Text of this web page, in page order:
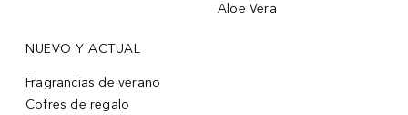
Aloe Vera
NUEVO Y ACTUAL
Fragrancias de verano
Cofres de regalo